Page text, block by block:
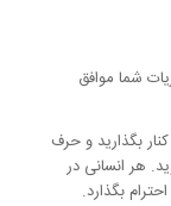
شما موافق
بگذارید و حرف
هر انسانی در
بگذارد.